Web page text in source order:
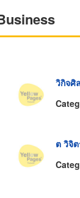
วิกิจศิ
ต วิจิ